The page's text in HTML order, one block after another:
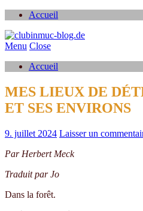
Accueil
Menu Close
Accueil
MES LIEUX DE
ET SES ENVIRONS
9. juillet 2024 Laisser un
Par Herbert Meck
Traduit par Jo
Dans la forêt.